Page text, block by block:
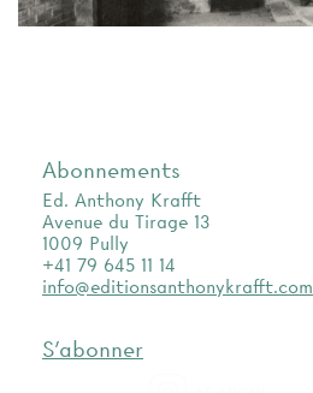
Abonnements
Ed. Anthony Krafft
Avenue du Tirage 13
1009 Pully
+41 79 645 11 14
info@editionsanthonykrafft.com
S'abonner